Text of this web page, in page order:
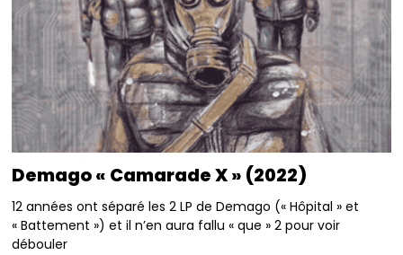
Demago « Camarade X » (2022)
12 années ont séparé les 2 LP de Demago (« Hôpital » et
« Battement ») et il n’en aura fallu « que » 2 pour voir
débouler